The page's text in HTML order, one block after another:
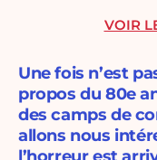
Une fois n’est
propos du 80e
des camps de
allons nous
VOIR